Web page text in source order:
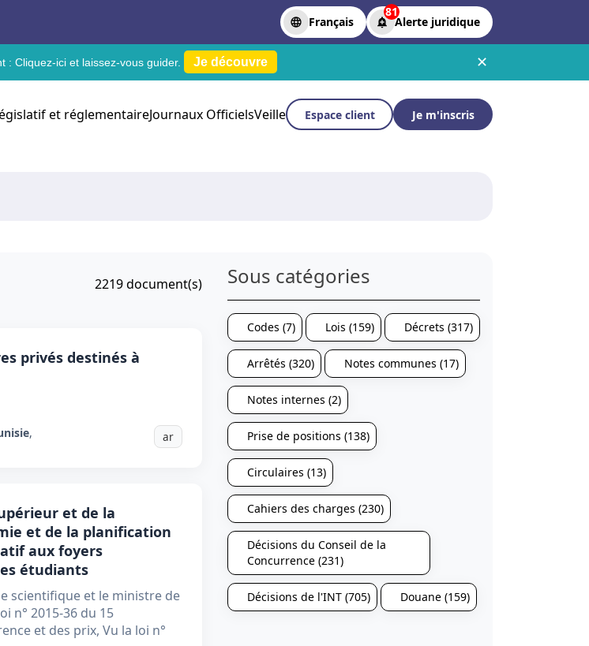
Français
81
Alerte juridique
: Cliquez-ici et laissez-vous guider. Je découvre ✕
et réglementaireJournaux OfficielsVeille Espace client Je m'inscris
2219document(s)
privés destinés à
, ar
et de la
et de la planification
aux foyers
étudiants
scientifique et le ministre de
n° 2015-36 du 15
et des prix, Vu la loi n°
Sous catégories
Codes (7) Lois (159) Décrets (317)
Arrêtés (320) Notes communes (17)
Notes internes (2)
Prise de positions (138)
Circulaires (13)
Cahiers des charges (230)
Décisions du Conseil de la
Concurrence (231)
Décisions de l'INT (705) Douane (159)